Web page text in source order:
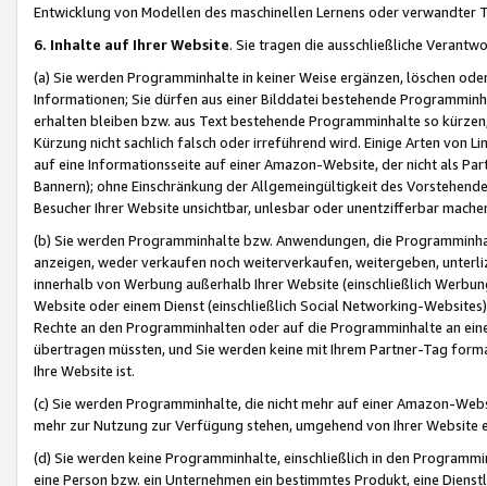
Entwicklung von Modellen des maschinellen Lernens oder
6. Inhalte auf Ihrer Website. Sie tragen die ausschließliche
(a) Sie werden Programminhalte in keiner Weise ergänzen, löschen
Informationen; Sie dürfen aus einer Bilddatei bestehende
erhalten bleiben bzw. aus Text bestehende Programminhalte so
Kürzung nicht sachlich falsch oder irreführend wird. Einige Arten von
auf eine Informationsseite auf einer Amazon-Website, der nicht als
Bannern); ohne Einschränkung der Allgemeingültigkeit des
Besucher Ihrer Website unsichtbar, unlesbar oder unentzifferbar
(b) Sie werden Programminhalte bzw. Anwendungen, die
anzeigen, weder verkaufen noch weiterverkaufen, weitergeben,
innerhalb von Werbung außerhalb Ihrer Website (einschließlich
Website oder einem Dienst (einschließlich Social Networking-
Rechte an den Programminhalten oder auf die Programminhalte an
übertragen müssten, und Sie werden keine mit Ihrem Partner-Tag
Ihre Website ist.
(c) Sie werden Programminhalte, die nicht mehr auf einer Amazon-
mehr zur Nutzung zur Verfügung stehen, umgehend von Ihrer
(d) Sie werden keine Programminhalte, einschließlich in den
eine Person bzw. ein Unternehmen ein bestimmtes Produkt, eine